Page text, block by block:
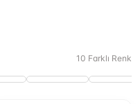
10 Farklı Renk